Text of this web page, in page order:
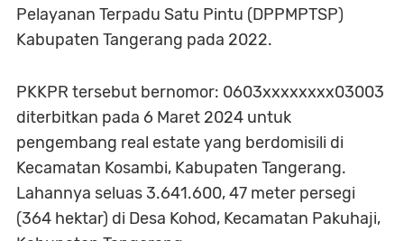
Pelayanan Terpadu Satu Pintu (DPPMPTSP)
Kabupaten Tangerang pada 2022.
PKKPR tersebut bernomor: 0603xxxxxxxx03003
diterbitkan pada 6 Maret 2024 untuk
pengembang real estate yang berdomisili di
Kecamatan Kosambi, Kabupaten Tangerang.
Lahannya seluas 3.641.600, 47 meter persegi
(364 hektar) di Desa Kohod, Kecamatan Pakuhaji,